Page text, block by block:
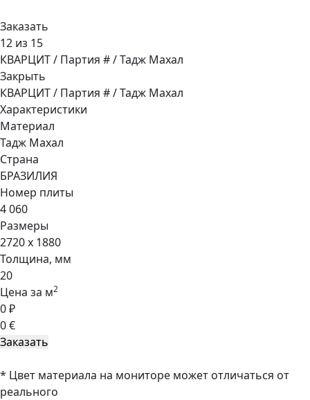
Заказать
12 из 15
КВАРЦИТ / Партия # / Тадж Махал
Закрыть
КВАРЦИТ / Партия # / Тадж Махал
Характеристики
Материал
Тадж Махал
Страна
БРАЗИЛИЯ
Номер плиты
4 060
Размеры
2720 x 1880
Толщина, мм
20
Цена за м2
0 ₽
0 €
* Цвет материала на мониторе может отличаться от
реального